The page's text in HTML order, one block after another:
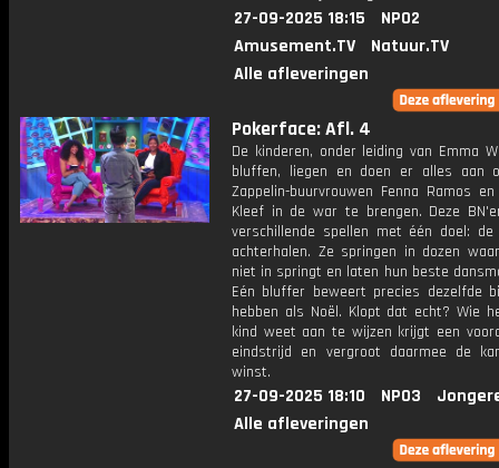
27-09-2025 18:15
NPO2
Amusement.TV
Natuur.TV
Alle afleveringen
Pokerface: Afl. 4
De kinderen, onder leiding van Emma
bluffen, liegen en doen er alles aan
Zappelin-buurvrouwen Fenna Ramos
Kleef in de war te brengen. Deze
verschillende spellen met één doel: de
achterhalen. Ze springen in dozen
niet in springt en laten hun beste
Eén bluffer beweert precies dezelfde
hebben als Noël. Klopt dat echt? Wie
kind weet aan te wijzen krijgt een
eindstrijd en vergroot daarmee de
winst.
27-09-2025 18:10 NPO3
Alle afleveringen